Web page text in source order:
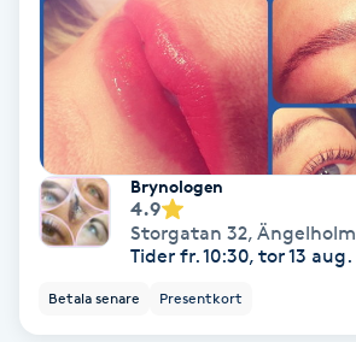
Hypnos
Hårborttagning
Hårbottenbehandling
Hårförlängning
Hårvård
Brynologen
4.9
Storgatan 32, Ängelholm
Tider fr. 10:30, tor 13 aug.
Betala senare Presentkort